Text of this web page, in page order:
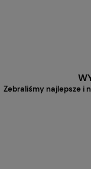
Zebraliśmy najlepsze i